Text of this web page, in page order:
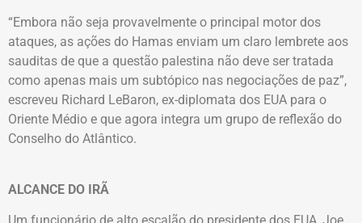
“Embora não seja provavelmente o principal motor dos
ataques, as ações do Hamas enviam um claro lembrete aos
sauditas de que a questão palestina não deve ser tratada
como apenas mais um subtópico nas negociações de paz”,
escreveu Richard LeBaron, ex-diplomata dos EUA para o
Oriente Médio e que agora integra um grupo de reflexão do
Conselho do Atlântico.
ALCANCE DO IRÃ